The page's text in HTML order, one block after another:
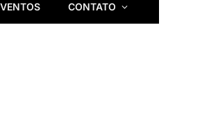
CONTATO